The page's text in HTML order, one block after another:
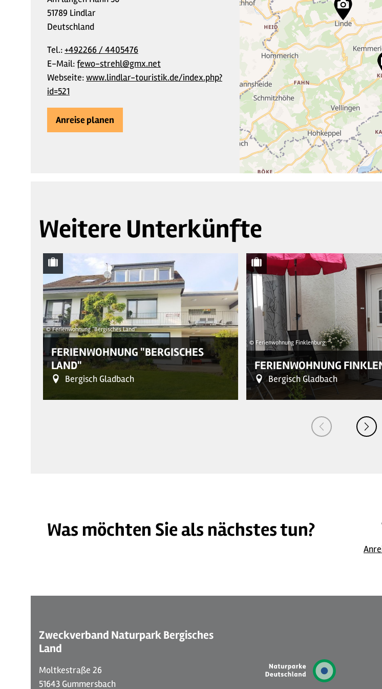
51789 Lindlar
Deutschland
Tel.:+492266 / 4405476
E-Mail:fewo-strehl@gmx.net
Webseite:www.lindlar-touristik.de/index.php?
id=521
Anreise planen
Weitere Unterkünfte
© Ferienwohnung "Bergisches Land"
FERIENWOHNUNG "BERGISCHES
LAND"
Bergisch Gladbach
© Ferienwohnung "Bergisches Land"
© Ferienwohnung Finklenburg
FERIENWOHNUNG
Bergisch Gladbach
© Ferienwohnung Finklenburg
Was möchten Sie als nächstes tun?
Zweckverband Naturpark Bergisches
Land
Moltkestraße 26
51643 Gummersbach